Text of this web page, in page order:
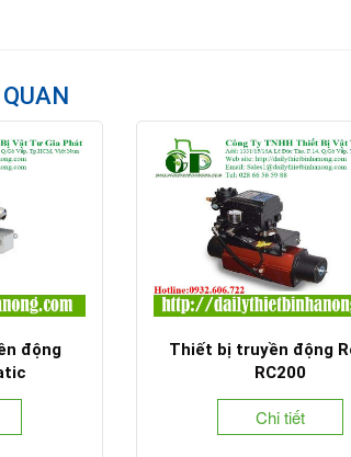
động
Thiết bị truyền động
RC200
Chi tiết